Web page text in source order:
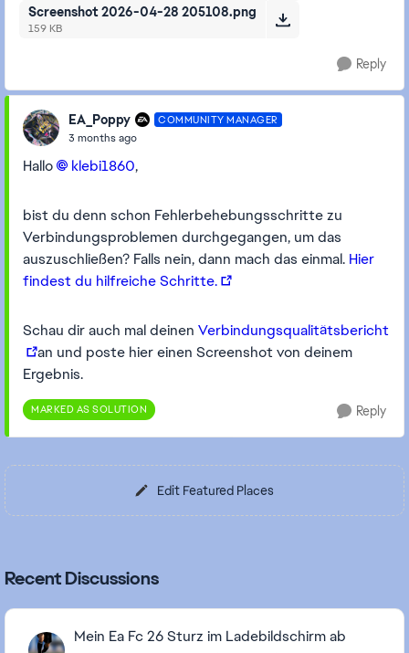
Screenshot 2026-04-28 205108.png
159 KB
Reply
EA_Poppy COMMUNITY MANAGER
3 months ago
Hallo klebi1860​,
bist du denn schon Fehlerbehebungsschritte zu
Verbindungsproblemen durchgegangen, um das
auszuschließen? Falls nein, dann mach das einmal. Hier
findest du hilfreiche Schritte.
Schau dir auch mal deinen Verbindungsqualitätsbericht
an und poste hier einen Screenshot von deinem
Ergebnis.
MARKED AS SOLUTION Reply
Edit Featured Places
Recent Discussions
Mein Ea Fc 26 Sturz im Ladebildschirm ab